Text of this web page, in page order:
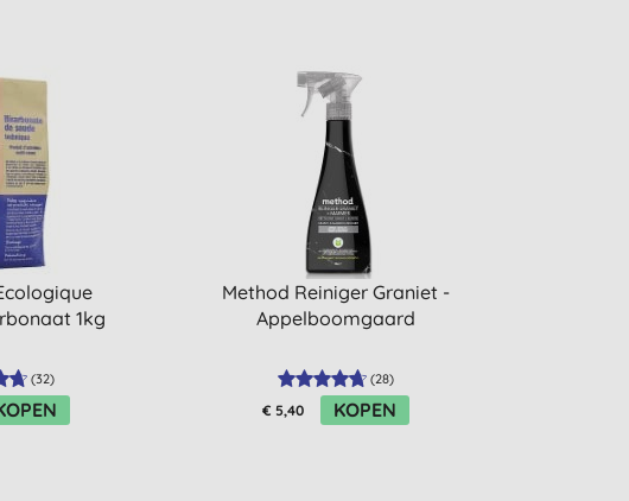
1kg
(32)
Method Reiniger Graniet -
Appelboomgaard
(28)
€ 5,40 KOPEN